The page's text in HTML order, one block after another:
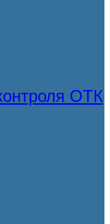
ОТК